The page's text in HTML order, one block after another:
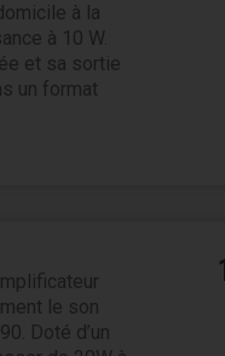
à la
à 10 W.
et sa sortie
un format
le son
Doté d’un